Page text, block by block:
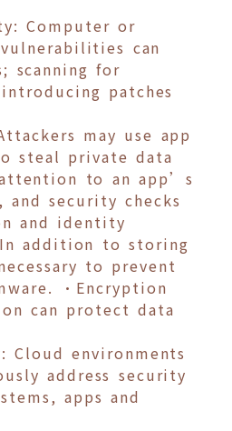
Computer or
can
scanning for
patches
may use app
steal private data
to an app’s
and security checks
and identity
addition to storing
to prevent
•Encryption
can protect data
Cloud environments
address security
apps and